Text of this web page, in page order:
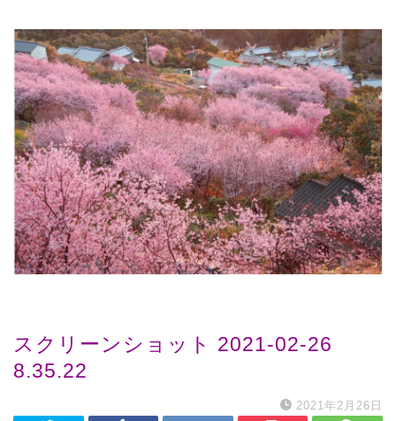
スクリーンショット 2021-02-26
8.35.22
2021年2月26日